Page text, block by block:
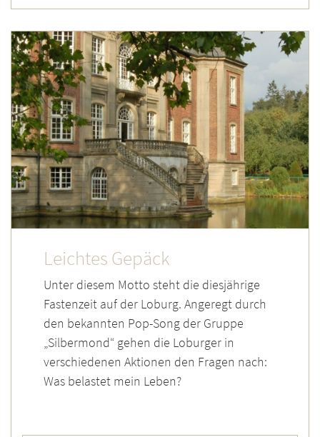
Leichtes Gepäck
Unter diesem Motto steht die diesjährige
Fastenzeit auf der Loburg. Angeregt durch
den bekannten Pop-Song der Gruppe
„Silbermond“ gehen die Loburger in
verschiedenen Aktionen den Fragen nach:
Was belastet mein Leben?